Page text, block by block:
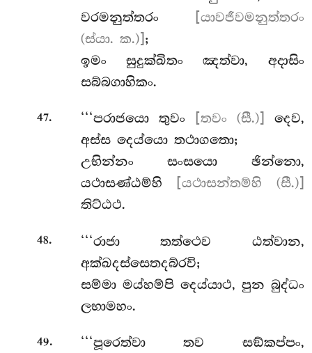
වරමනුත්තරං
[යාවජීවමනුත්තරං
(ස්යා. ක.)] ;
ඉමං සුදුක්ඛිතං ඤත්වා, අදාසිං
සබ්බගාහිකං.
47. ‘‘‘පරාජයො තුවං [තවං (සී.)]
දෙව,
අස්ස දෙය්යො තථාගතො;
උභින්නං සංසයො ඡින්නො,
යථාසණ්ඨම්හි
[යථාසන්තම්හි (සී.)]
තිට්ඨථ.
48.
‘‘‘රාජා තත්ථෙව ඨත්වාන,
අක්ඛදස්සෙතදබ්රවි;
සම්මා මය්හම්පි දෙය්යාථ, පුන බුද්ධං
ලභාමහං.
49.
‘‘‘පූරෙත්වා තව සඞ්කප්පං,